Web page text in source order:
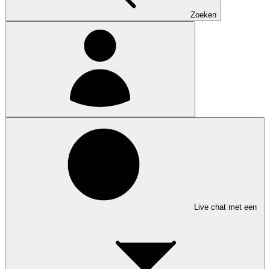
Zoeken
Live chat met een